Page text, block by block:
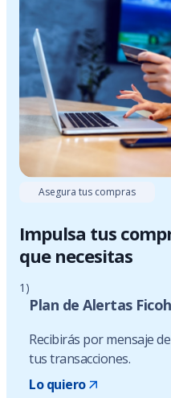
Asegura tus compras
Impulsa tus
que necesitas
1)
Plan de Alertas
Recibirás por mensaje
tus transacciones.
Lo quiero